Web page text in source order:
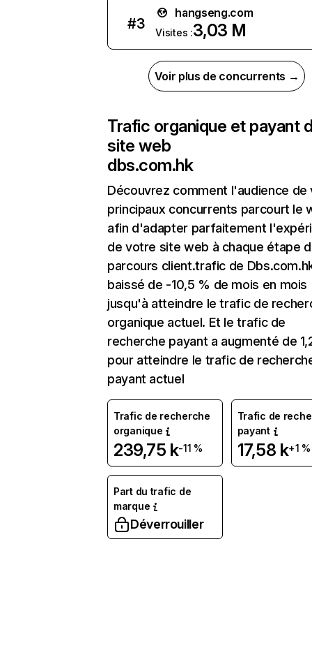
#3
hangseng.com
Visites :3,03 M
Voir plus de concurrents →
Trafic organique et payant
site web
dbs.com.hk
Découvrez comment l'audience de
principaux concurrents parcourt le
afin d'adapter parfaitement
de votre site web à chaque étape
parcours client.trafic de
baissé de -10,5 % de mois en mois
jusqu'à atteindre le trafic de
organique actuel. Et le trafic de
recherche payant a augmenté de
pour atteindre le trafic de
payant actuel
Trafic de recherche
organique
239,75 k-11 %
Trafic de
payant
17,58 k+1 %
Part du trafic de
marque
Déverrouiller